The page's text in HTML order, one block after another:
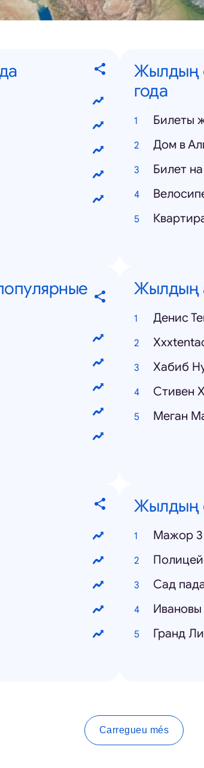
Жылдың
года
Билеты
Дом в
Билет
Жылдың
Денис
Хабиб
Стивен
Меган
Жылдың
Мажор 3
Сад
Гранд
Carregueu més